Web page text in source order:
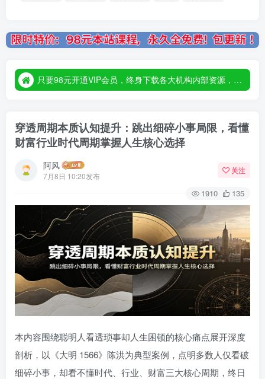
只要98元开通VIP会员，终身下载各大机构内部资源，一站式草根创业基地，最新最强网赚教程大全，小投入，大回报！
只要98元开通VIP会员，终身下载各大机构内部资源，一站式草根创业基地，最新最强网赚教程大全，小投入，大回报！
穿透周期本质认知提升：跳出细碎小事局限，看懂
财富行业时代周期掌握人生核心选择
阿风
7月8日 10:20发布
关注
1910 135
本内容围绕聪明人看透琐事却人生困顿的核心痛点展开深度
剖析，以《大明 1566》陈洪为典型案例，点明多数人仅看破
细碎小事，却看不懂时代、行业、财富三大核心周期，终日